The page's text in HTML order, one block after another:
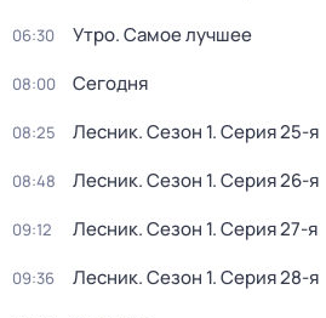
06:30 Утро. Самое лучшее
08:00 Сегодня
08:25 Лесник. Сезон 1. Серия 25-я
08:48 Лесник. Сезон 1. Серия 26-я
09:12 Лесник. Сезон 1. Серия 27-я
09:36 Лесник. Сезон 1. Серия 28-я